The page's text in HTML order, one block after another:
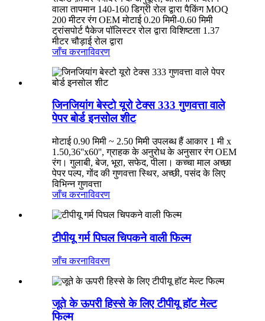
वाला तापमान 140-160 डिग्री रोल द्वारा पैकिंग MOQ
200 मीटर रंग OEM मोटाई 0.20 मिमी-0.60 मिमी
ट्रांसपोर्ट पैकेज पॉलिस्टर रोल द्वारा विशिष्टता 1.37
मीटर चौड़ाई रोल द्वारा
जाँच करनाविवरण
जिनजियांग बेस्टो यूरो टेक्स 333 गुणवत्ता वाले
पेपर बोर्ड इनसोल शीट
मोटाई 0.90 मिमी ~ 2.50 मिमी उपलब्ध हैं आकार 1 मी x
1.50,36''x60'', ग्राहक के अनुरोध के अनुसार रंग OEM
रंग। गुलाबी, बेज, भूरा, सफेद, पीला। कच्चा माल अच्छा
पेपर पल्प, गोंद की गुणवत्ता स्थिर, अच्छी, पसंद के लिए
विभिन्न गुणवत्ता
जाँच करनाविवरण
टीपीयू गर्म पिघल चिपकने वाली फिल्म
जाँच करनाविवरण
जूते के ऊपरी हिस्से के लिए टीपीयू हॉट मेल्ट
फिल्म